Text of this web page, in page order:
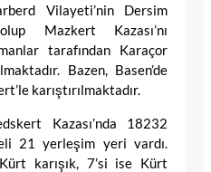
Vilayeti’nin Dersim
Mazkert Kazası’nı
tarafından Karaçor
Bazen, Basen’de
karıştırılmaktadır.
Kazası’nda 18232
21 yerleşim yeri vardı.
karışık, 7’si ise Kürt